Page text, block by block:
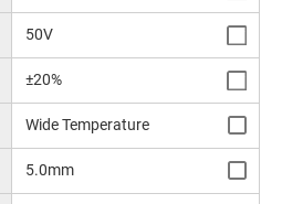
50V
±20%
Wide Temperature
5.0mm